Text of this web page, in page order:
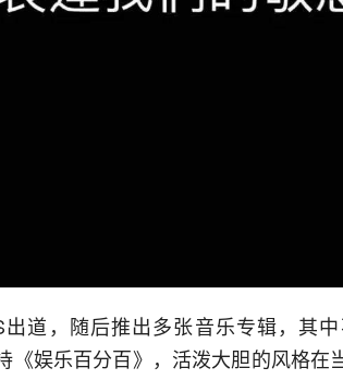
道，随后推出多张音乐专辑，其中
《娱乐百分百》，活泼大胆的风格在